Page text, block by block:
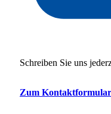
Schreiben Sie uns
Zum Kontaktformular